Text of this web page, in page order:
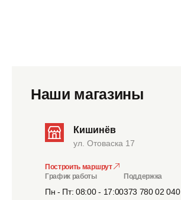
Наши магазины
Кишинёв
ул. Отоваска 17
Построить маршрут
График работы
Пн - Пт: 08:00 - 17:00
Поддержка
373 780 02 040